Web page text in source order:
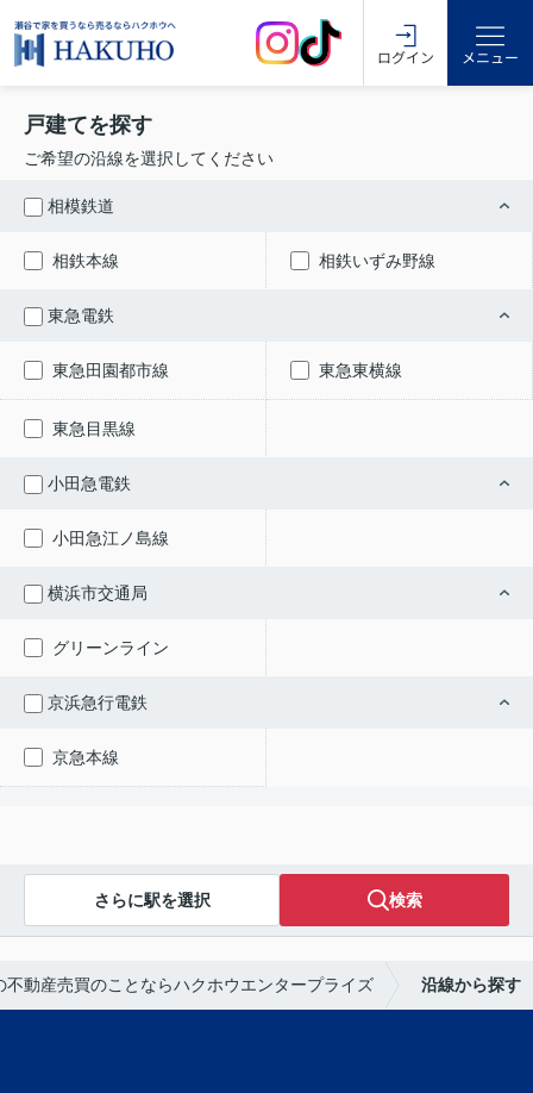
ログイン メニュー
戸建てを探す
ご希望の沿線を選択してください
相模鉄道
相鉄本線 相鉄いずみ野線
東急電鉄
東急田園都市線 東急東横線
東急目黒線
小田急電鉄
小田急江ノ島線
横浜市交通局
グリーンライン
京浜急行電鉄
京急本線
さらに駅を選択 検索
不動産売買のことならハクホウエンタープライズ 沿線から探す